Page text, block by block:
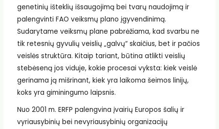
genetinių išteklių išsaugojimą bei tvarų naudojimą ir
palengvinti FAO veiksmų plano įgyvendinimą.
Sudarytame veiksmų plane pabrėžiama, kad svarbu ne
tik retesnių gyvulių veislių „galvų“ skaičius, bet ir pačios
veislės struktūra. Kitaip tariant, būtina atlikti veislių
stebėseną jos viduje, kokie procesai vyksta: kiek veislė
gerinama ją mišrinant, kiek yra laikoma šeimos linijų,
koks yra giminingumo laipsnis.
Nuo 2001 m. ERFP palengvina įvairių Europos šalių ir
vyriausybinių bei nevyriausybinių organizacijų